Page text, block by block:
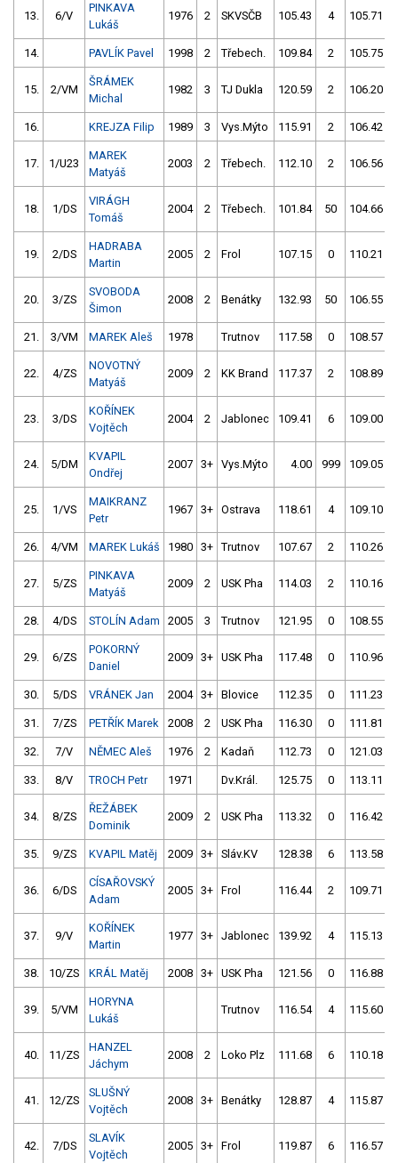
13. 6/V
PINKAVA
Lukáš
1976 2 SKVSČB 105.43 4 105.71
14. PAVLÍK Pavel 1998 2 Třebech. 109.84 2 105.75
15. 2/VM
ŠRÁMEK
Michal
1982 3 TJ Dukla 120.59 2 106.20
16. KREJZA Filip 1989 3 Vys.Mýto 115.91 2 106.42
17. 1/U23
MAREK
Matyáš
2003 2 Třebech. 112.10 2 106.56
18. 1/DS
VIRÁGH
Tomáš
2004 2 Třebech. 101.84 50 104.66
19. 2/DS
HADRABA
Martin
2005 2 Frol 107.15 0 110.21
20. 3/ZS
SVOBODA
Šimon
2008 2 Benátky 132.93 50 106.55
21. 3/VM MAREK Aleš 1978 Trutnov 117.58 0 108.57
22. 4/ZS
NOVOTNÝ
Matyáš
2009 2 KK Brand 117.37 2 108.89
23. 3/DS
KOŘÍNEK
Vojtěch
2004 2 Jablonec 109.41 6 109.00
24. 5/DM
KVAPIL
Ondřej
2007 3+ Vys.Mýto 4.00 999 109.05
25. 1/VS
MAIKRANZ
Petr
1967 3+ Ostrava 118.61 4 109.10
26. 4/VM MAREK Lukáš 1980 3+ Trutnov 107.67 2 110.26
27. 5/ZS
PINKAVA
Matyáš
2009 2 USK Pha 114.03 2 110.16
28. 4/DS STOLÍN Adam 2005 3 Trutnov 121.95 0 108.55
29. 6/ZS
POKORNÝ
Daniel
2009 3+ USK Pha 117.48 0 110.96
30. 5/DS VRÁNEK Jan 2004 3+ Blovice 112.35 0 111.23
31. 7/ZS PETŘÍK Marek 2008 2 USK Pha 116.30 0 111.81
32. 7/V NĚMEC Aleš 1976 2 Kadaň 112.73 0 121.03
33. 8/V TROCH Petr 1971 Dv.Král. 125.75 0 113.11
34. 8/ZS
ŘEŽÁBEK
Dominik
2009 2 USK Pha 113.32 0 116.42
35. 9/ZS KVAPIL Matěj 2009 3+ Sláv.KV 128.38 6 113.58
36. 6/DS
CÍSAŘOVSKÝ
Adam
2005 3+ Frol 116.44 2 109.71
37. 9/V
KOŘÍNEK
Martin
1977 3+ Jablonec 139.92 4 115.13
38. 10/ZS KRÁL Matěj 2008 3+ USK Pha 121.56 0 116.88
39. 5/VM
HORYNA
Lukáš
Trutnov 116.54 4 115.60
40. 11/ZS
HANZEL
Jáchym
2008 2 Loko Plz 111.68 6 110.18
41. 12/ZS
SLUŠNÝ
Vojtěch
2008 3+ Benátky 128.87 4 115.87
42. 7/DS
SLAVÍK
Vojtěch
2005 3+ Frol 119.87 6 116.57